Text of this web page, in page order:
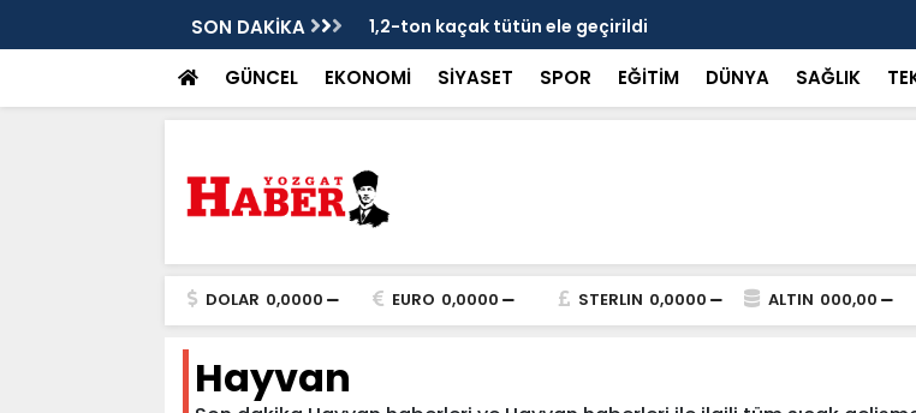
SON DAKİKA 1,2-ton kaçak tütün ele geçirildi
GÜNCEL EKONOMİ SİYASET SPOR EĞİTİM DÜNYA SAĞLIK
DOLAR 0,0000 EURO 0,0000 STERLIN 0,0000 ALTIN 000,00
Hayvan